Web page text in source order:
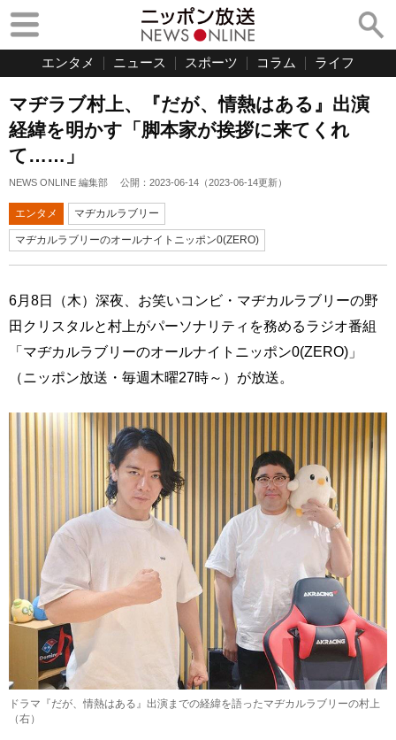
エンタメ ニュース スポーツ コラム ライフ
マヂラブ村上、『だが、情熱はある』出演
経緯を明かす「脚本家が挨拶に来てくれ
て……」
NEWS ONLINE 編集部 公開： 2023-06-14 （2023-06-14更新）
エンタメ マヂカルラブリー
マヂカルラブリーのオールナイトニッポン0(ZERO)
6月8日（木）深夜、お笑いコンビ・マヂカルラブリーの野
田クリスタルと村上がパーソナリティを務めるラジオ番組
「マヂカルラブリーのオールナイトニッポン0(ZERO)」
（ニッポン放送・毎週木曜27時～）が放送。
ドラマ『だが、情熱はある』出演までの経緯を語ったマヂカルラブリーの村上
（右）